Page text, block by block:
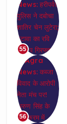
55
56